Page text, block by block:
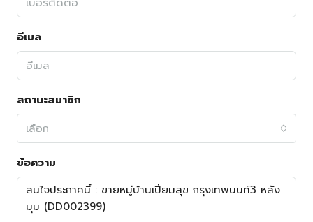
อีเมล
สถานะสมาชิก
เลือก
ข้อความ